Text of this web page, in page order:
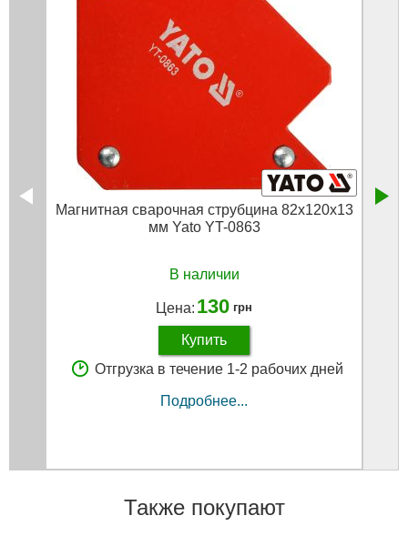
Магнитная сварочная струбцина 82х120х13
мм Yato YT-0863
В наличии
Цена: 130 грн
Купить
Отгрузка в течение 1-2 рабочих дней
Подробнее...
Также покупают